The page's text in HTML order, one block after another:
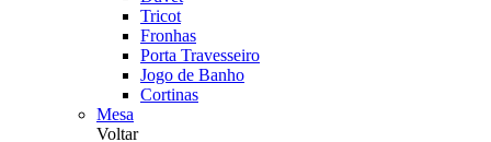
Tricot
Fronhas
Porta Travesseiro
Jogo de Banho
Cortinas
Mesa
Voltar